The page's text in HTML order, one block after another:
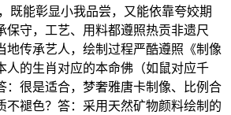
既能彰显小我品尝，又能依靠夸姣期
保守，工艺、用料都遵照热贡非遗尺
传承艺人，绘制过程严酷遵照《制像
人的生肖对应的本命佛（如鼠对应千
：很是适合，梦奢雅唐卡制像、比例合
褪色？答：采用天然矿物颜料绘制的